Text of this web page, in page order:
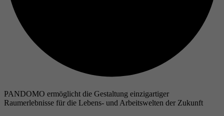
PANDOMO ermöglicht die Gestaltung einzigartiger
Raumerlebnisse für die Lebens- und Arbeitswelten der Zukunft